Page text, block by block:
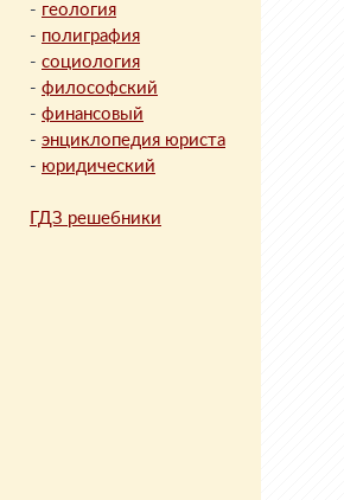
- геология
- полиграфия
- социология
- философский
- финансовый
- энциклопедия юриста
- юридический
ГДЗ решебники